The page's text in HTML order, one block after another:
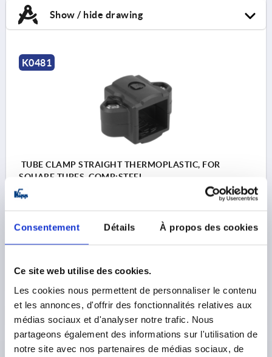
Consentement Détails À propos des cookies
Ce site web utilise des cookies.
Les cookies nous permettent de personnaliser le contenu
et les annonces, d'offrir des fonctionnalités relatives aux
médias sociaux et d'analyser notre trafic. Nous
partageons également des informations sur l'utilisation de
notre site avec nos partenaires de médias sociaux, de
Show / hide drawing
K0481
TUBE CLAMP STRAIGHT THERMOPLASTIC, FOR
SQUARE TUBES, COMP:STEEL
SQUARE SOCKET=30
8,44 €
PRODUCT DETAILS
CAD